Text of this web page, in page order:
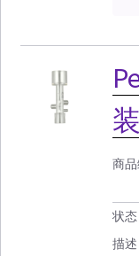
装
商
状态
描述